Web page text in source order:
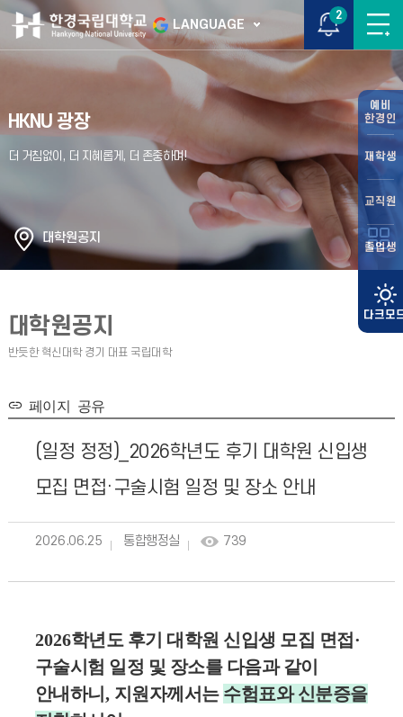
LANGUAGE
2
예비
한경인
재학생
교직원
졸업생
HKNU 광장
대학원공지
대학원공지
페이지 공유
(일정 정정)_2026학년도 후기 대학원 신입생
모집 면접·구술시험 일정 및 장소 안내
2026.06.25 통합행정실 739
2026학년도 후기 대학원 신입생 모집 면접 ·
구술시험 일정 및 장소를 다음과 같이
안내하니 , 지원자께서는 수험표와 신분증을